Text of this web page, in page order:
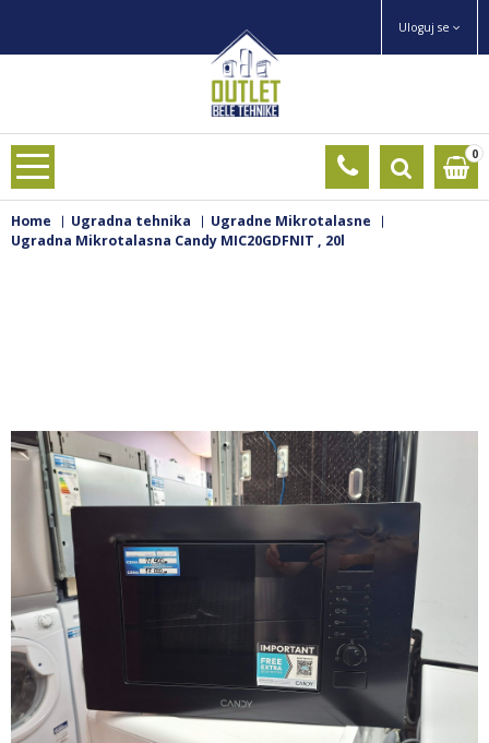
Uloguj se
0
Home Ugradna tehnika
Ugradne Mikrotalasne
Ugradna Mikrotalasna Candy MIC20GDFNIT , 20l